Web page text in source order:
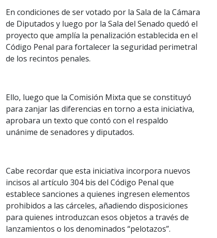
En condiciones de ser votado por la Sala de la Cámara
de Diputados y luego por la Sala del Senado quedó el
proyecto que amplía la penalización establecida en el
Código Penal para fortalecer la seguridad perimetral
de los recintos penales.
Ello, luego que la Comisión Mixta que se constituyó
para zanjar las diferencias en torno a esta iniciativa,
aprobara un texto que contó con el respaldo
unánime de senadores y diputados.
Cabe recordar que esta iniciativa incorpora nuevos
incisos al artículo 304 bis del Código Penal que
establece sanciones a quienes ingresen elementos
prohibidos a las cárceles, añadiendo disposiciones
para quienes introduzcan esos objetos a través de
lanzamientos o los denominados “pelotazos”.